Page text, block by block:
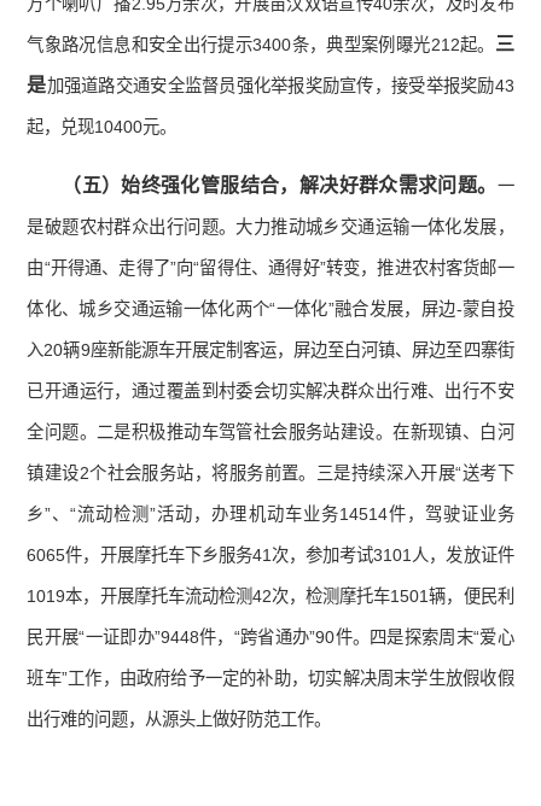
万个喇叭广播2.95万余次，开展苗汉双语宣传40余次，及时发布
气象路况信息和安全出行提示3400条，典型案例曝光212起。 三
是加强道路交通安全监督员强化举报奖励宣传，接受举报奖励43
起，兑现10400元。
（五）始终强化管服结合，解决好群众需求问题。 一
是破题农村群众出行问题。大力推动城乡交通运输一体化发展，
由“开得通、走得了”向“留得住、通得好”转变，推进农村客货邮一
体化、城乡交通运输一体化两个“一体化”融合发展，屏边-蒙自投
入20辆9座新能源车开展定制客运，屏边至白河镇、屏边至四寨街
已开通运行，通过覆盖到村委会切实解决群众出行难、出行不安
全问题。二是积极推动车驾管社会服务站建设。在新现镇、白河
镇建设2个社会服务站，将服务前置。三是持续深入开展“送考下
乡”、“流动检测”活动，办理机动车业务14514件，驾驶证业务
6065件，开展摩托车下乡服务41次，参加考试3101人，发放证件
1019本，开展摩托车流动检测42次，检测摩托车1501辆，便民利
民开展“一证即办”9448件，“跨省通办”90件。四是探索周末“爱心
班车”工作，由政府给予一定的补助，切实解决周末学生放假收假
出行难的问题，从源头上做好防范工作。